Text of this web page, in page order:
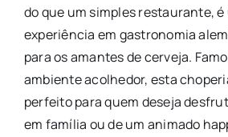
do que um simples restaurante,
experiência em gastronomia
para os amantes de cerveja.
ambiente acolhedor, esta
perfeito para quem deseja
em família ou de um animado